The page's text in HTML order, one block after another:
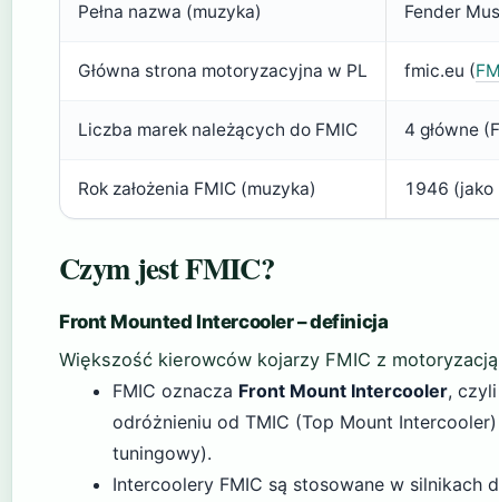
Pełna nazwa (muzyka) Fender
Główna strona motoryzacyjna w PL fmic.eu (
Liczba marek należących do FMIC 4 główne
Rok założenia FMIC (muzyka) 1946 (jako
Czym jest FMIC?
Front Mounted Intercooler – definicja
Większość kierowców kojarzy FMIC z
FMIC oznacza Front Mount Intercooler,
odróżnieniu od TMIC (Top Mount
tuningowy).
Intercoolery FMIC są stosowane w silnikach